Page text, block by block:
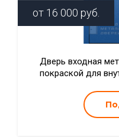
от 16 000 руб.
Дверь входная
покраской для